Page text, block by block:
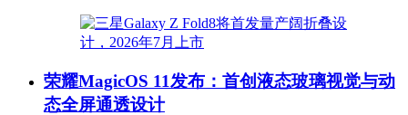
荣耀MagicOS 11发布：首创液态玻璃视觉与动
态全屏通透设计